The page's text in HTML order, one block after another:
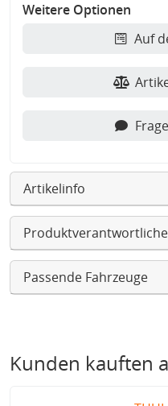
Weitere Optionen
Auf
Artikelinfo
Passende Fahrzeuge
Kunden kauften